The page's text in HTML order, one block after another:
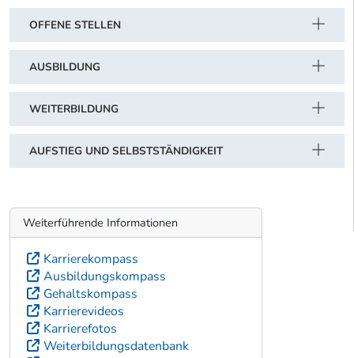
OFFENE STELLEN
AUSBILDUNG
WEITERBILDUNG
AUFSTIEG UND SELBSTSTÄNDIGKEIT
Weiterführende Informationen
Karrierekompass
Ausbildungskompass
Gehaltskompass
Karrierevideos
Karrierefotos
Weiterbildungsdatenbank